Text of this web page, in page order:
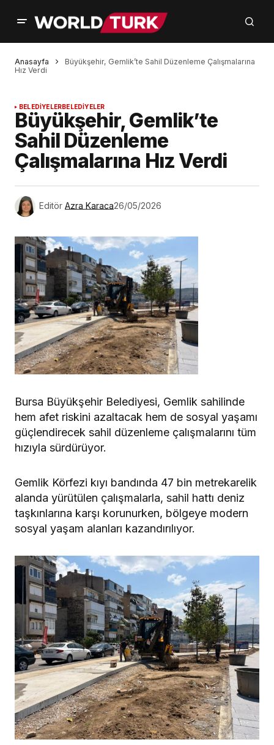
Anasayfa
Büyükşehir, Gemlik’te Sahil Düzenleme Çalışmalarına
Hız Verdi
BELEDİYELERBELEDİYELER
Büyükşehir, Gemlik’te
Sahil Düzenleme
Çalışmalarına Hız Verdi
Editör Azra Karaca26/05/2026
Bursa Büyükşehir Belediyesi, Gemlik sahilinde
hem afet riskini azaltacak hem de sosyal yaşamı
güçlendirecek sahil düzenleme çalışmalarını tüm
hızıyla sürdürüyor.
Gemlik Körfezi kıyı bandında 47 bin metrekarelik
alanda yürütülen çalışmalarla, sahil hattı deniz
taşkınlarına karşı korunurken, bölgeye modern
sosyal yaşam alanları kazandırılıyor.